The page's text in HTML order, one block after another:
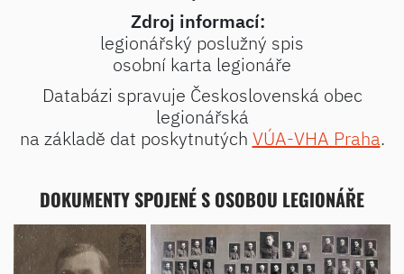
Zdroj informací:
legionářský poslužný spis
osobní karta legionáře
Databázi spravuje Československá obec
legionářská
na základě dat poskytnutých VÚA-VHA Praha.
DOKUMENTY SPOJENÉ S OSOBOU LEGIONÁŘE